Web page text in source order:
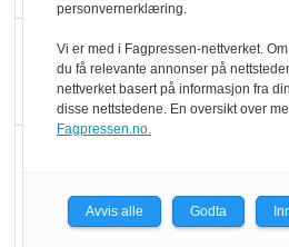
med å
er klare!
det?
personvernerklæring.
Vi er med i Fagpressen-nettverket.
du få relevante annonser på
nettverket basert på informasjon fra
disse nettstedene. En oversikt over
Fagpressen.no.
Avvis alle Godta